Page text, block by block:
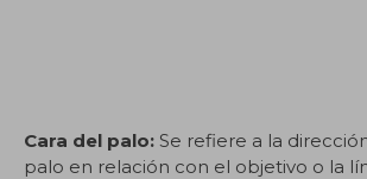
Cara del palo: Se refiere a la
palo en relación con el objetivo o la